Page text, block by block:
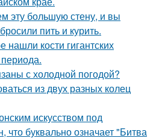
эту большую стену, и вы
пить и курить.
кости гигантских
с холодной погодой?
из двух разных колец
искусством под
что буквально означает "Битва